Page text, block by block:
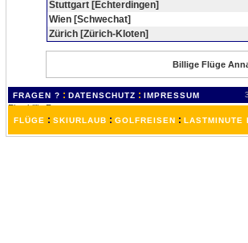
Stuttgart [Echterdingen]
Wien [Schwechat]
Zürich [Zürich-Kloten]
Billige Flüge
FRAGEN ? : DATENSCHUTZ : IMPRESSUM
FLÜGE : SKIURLAUB : GOLFREISEN : LASTMINUTE